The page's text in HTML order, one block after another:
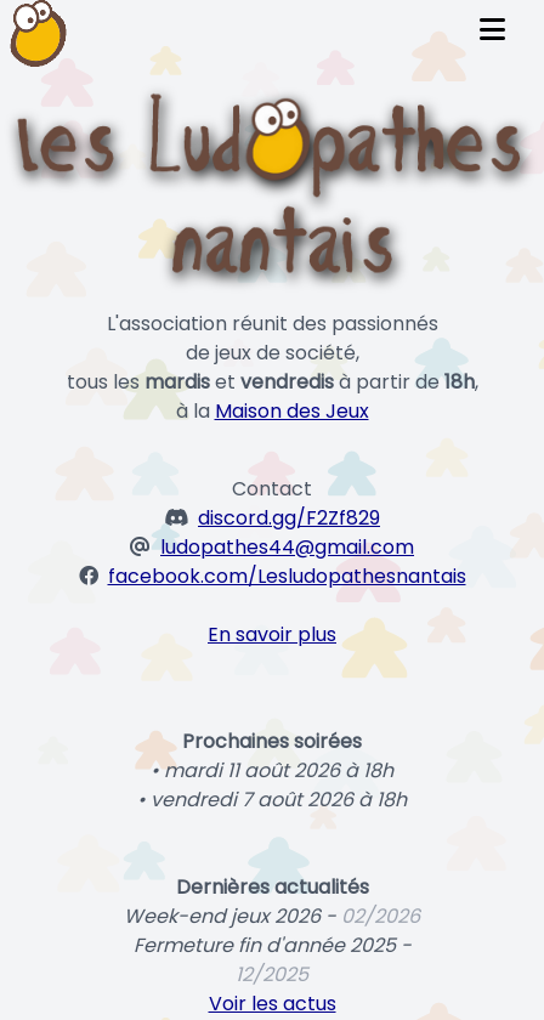
L'association réunit des passionnés
de jeux de société,
tous lesmardiset vendredisà partir de18h,
à la Maison des Jeux
Contact
discord.gg/F2Zf829
ludopathes44@gmail.com
facebook.com/Lesludopathesnantais
En savoir plus
Prochaines soirées
• mardi 11 août 2026 à 18h
• vendredi 7 août 2026 à 18h
Dernières actualités
Week-end jeux 2026 - 02/2026
Fermeture fin d'année 2025 -
12/2025
Voir les actus